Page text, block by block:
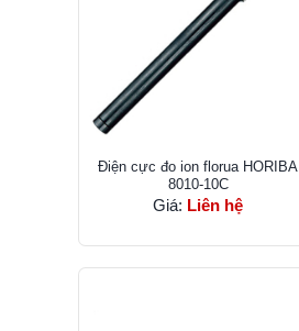
Điện cực đo ion florua HORIBA
8010-10C
Giá: Liên hệ